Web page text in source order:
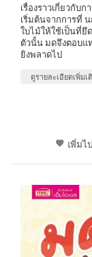
เรื่องราวเกี่ยวกับ
เริ่มต้นจากการที่
ใบไม้ให้ใช้เป็นที่ยึ
ตัวนั้น มดจึงตอบแ
ยิงพลาดไป
ดูรายละเอียดเพิ่มเ
เพิ่มไ